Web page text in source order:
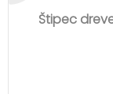
Štipec